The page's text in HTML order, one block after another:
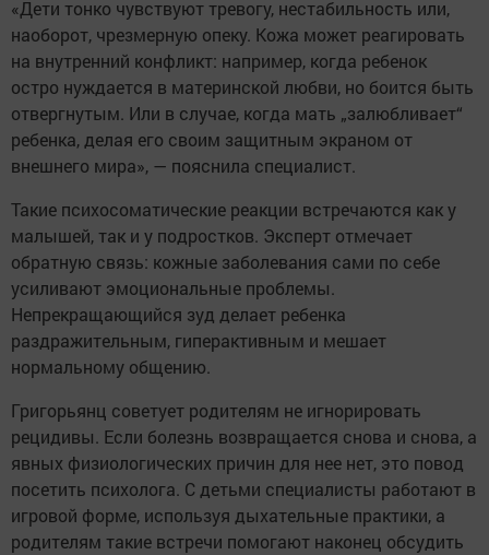
«Дети тонко чувствуют тревогу, нестабильность или,
наоборот, чрезмерную опеку. Кожа может реагировать
на внутренний конфликт: например, когда ребенок
остро нуждается в материнской любви, но боится быть
отвергнутым. Или в случае, когда мать „залюбливает“
ребенка, делая его своим защитным экраном от
внешнего мира», — пояснила специалист.
Такие психосоматические реакции встречаются как у
малышей, так и у подростков. Эксперт отмечает
обратную связь: кожные заболевания сами по себе
усиливают эмоциональные проблемы.
Непрекращающийся зуд делает ребенка
раздражительным, гиперактивным и мешает
нормальному общению.
Григорьянц советует родителям не игнорировать
рецидивы. Если болезнь возвращается снова и снова, а
явных физиологических причин для нее нет, это повод
посетить психолога. С детьми специалисты работают в
игровой форме, используя дыхательные практики, а
родителям такие встречи помогают наконец обсудить